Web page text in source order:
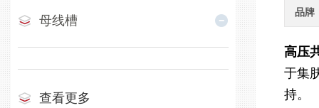
母线槽
查看更多
品牌
高压
于集
持。